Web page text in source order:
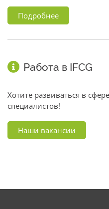
Подробнее
Работа в IFCG
Хотите развиваться в
специалистов!
Наши вакансии